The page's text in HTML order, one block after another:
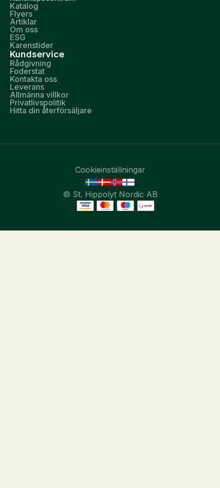
Katalog
Flyers
Artiklar
Om oss
ESG
Karenstider
Kundservice
Rådgivning
Foderstat
Kontakta oss
Leverans
Allmänna villkor
Privatlivspolitik
Hitta din återförsäljare
© St. Hippolyt Nordic AB
Cookieinställningar